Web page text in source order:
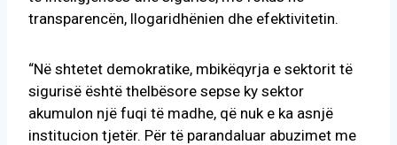
transparencën, llogaridhënien dhe efektivitetin.
“Në shtetet demokratike, mbikëqyrja e sektorit të
sigurisë është thelbësore sepse ky sektor
akumulon një fuqi të madhe, që nuk e ka asnjë
institucion tjetër. Për të parandaluar abuzimet me